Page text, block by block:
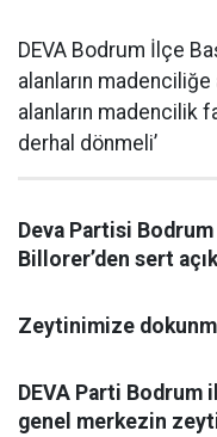
DEVA Bodrum İlçe
alanların madenciliğe
alanların madencilik
derhal dönmeli’
Deva Partisi
Billorer’den sert
Zeytinimize
DEVA Parti Bodrum
genel merkezin